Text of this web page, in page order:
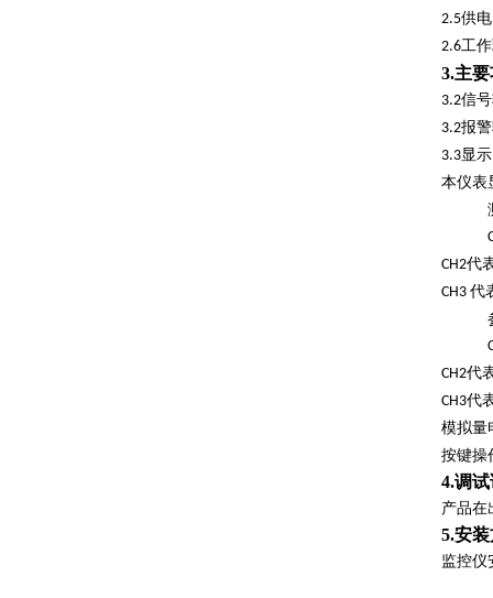
2.5供
2.6工
3.主
3.2信号
3.2报
3.3显
本仪表
CH2代
CH3 代
CH2代
CH3代
模拟量
按键操
4.调
产品在
5.安
监控仪